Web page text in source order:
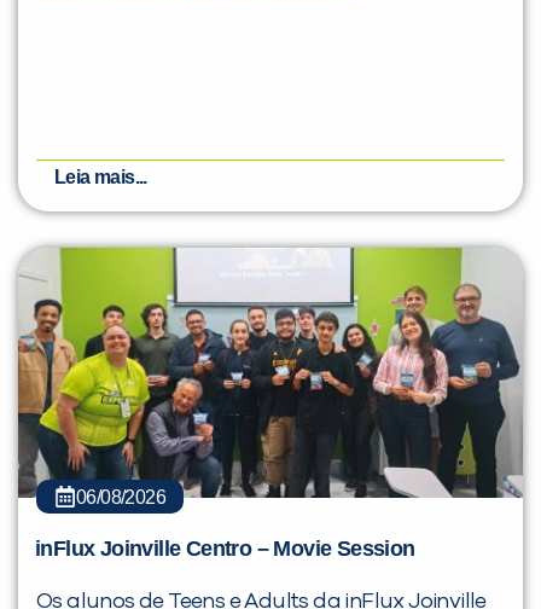
Leia mais...
06/08/2026
inFlux Joinville Centro – Movie Session
Os alunos de Teens e Adults da inFlux Joinville